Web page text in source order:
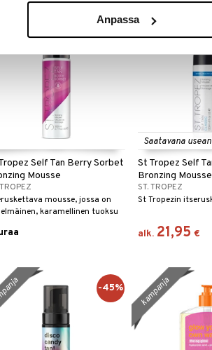
Anpassa
Self Tan Berry Sorbet
Mousse
mousse, jossa on
karamellinen tuoksu
Saatavana
St Tropez Self
Bronzing Mousse
ST. TROPEZ
St Tropezin
alk. 21,95 €
-45% kampanja